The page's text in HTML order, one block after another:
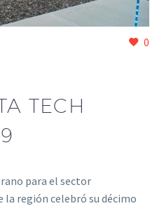
0
TECH
para el sector
región celebró su décimo